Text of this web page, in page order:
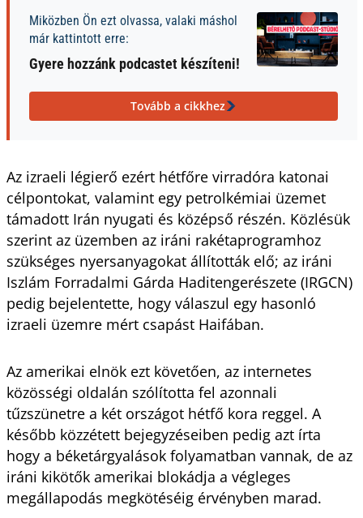
Miközben Ön ezt olvassa, valaki máshol
már kattintott erre:
Gyere hozzánk podcastet készíteni!
Tovább a cikkhez
Az izraeli légierő ezért hétfőre virradóra katonai
célpontokat, valamint egy petrolkémiai üzemet
támadott Irán nyugati és középső részén. Közlésük
szerint az üzemben az iráni rakétaprogramhoz
szükséges nyersanyagokat állították elő; az iráni
Iszlám Forradalmi Gárda Haditengerészete (IRGCN)
pedig bejelentette, hogy válaszul egy hasonló
izraeli üzemre mért csapást Haifában.
Az amerikai elnök ezt követően, az internetes
közösségi oldalán szólította fel azonnali
tűzszünetre a két országot hétfő kora reggel. A
később közzétett bejegyzéseiben pedig azt írta
hogy a béketárgyalások folyamatban vannak, de az
iráni kikötők amerikai blokádja a végleges
megállapodás megkötéséig érvényben marad.